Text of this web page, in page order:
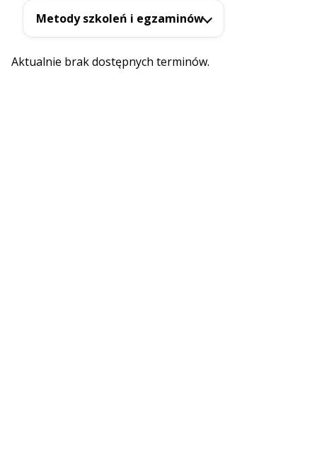
Metody szkoleń i egzaminów
Aktualnie brak dostępnych terminów.